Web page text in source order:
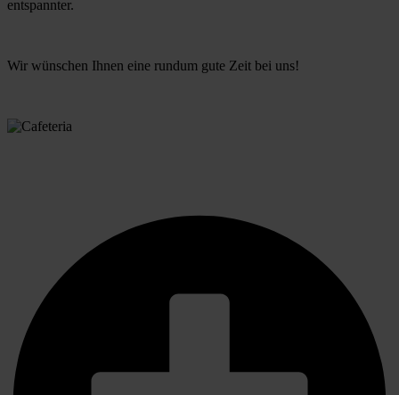
entspannter.
Wir wünschen Ihnen eine rundum gute Zeit bei uns!